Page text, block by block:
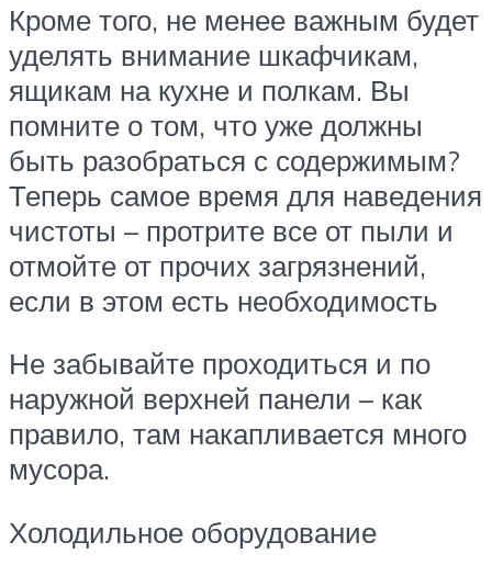
Кроме того, не менее важным будет
уделять внимание шкафчикам,
ящикам на кухне и полкам. Вы
помните о том, что уже должны
быть разобраться с содержимым?
Теперь самое время для наведения
чистоты – протрите все от пыли и
отмойте от прочих загрязнений,
если в этом есть необходимость
Не забывайте проходиться и по
наружной верхней панели – как
правило, там накапливается много
мусора.
Холодильное оборудование